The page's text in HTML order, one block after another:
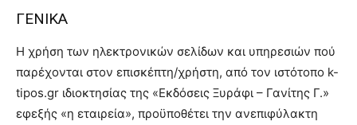
ΓΕΝΙΚΑ
Η χρήση των ηλεκτρονικών σελίδων και υπηρεσιών πού
παρέχονται στον επισκέπτη/χρήστη, από τον ιστότοπο k-
tipos.gr ιδιοκτησίας της «Εκδόσεις Ξυράφι – Γανίτης Γ.»
εφεξής «η εταιρεία», προϋποθέτει την ανεπιφύλακτη